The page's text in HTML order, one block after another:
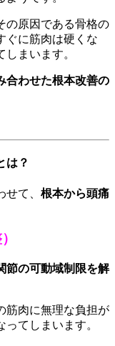
の原因である骨格の
ぐに筋肉は硬くな
しまいます。
合わせた根本改善の
は？
て、 根本から頭痛
節の可動域制限を解
筋肉に無理な負担が
てしまいます。